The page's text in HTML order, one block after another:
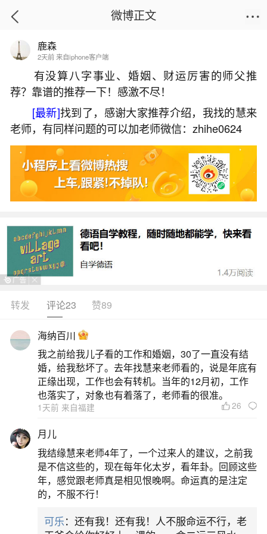
首页
怎么为流产的婴灵超度？
2026-05-31 15:47:44 6 7 赞
生活中像怎么为流产的婴灵超度？都是很常见
的问题，但是小问题不注意可能会引起大麻烦，下
面就这个问题给大家做一些解读：
一、怎样为堕胎灵婴超度
超度堕胎灵婴的方法多种多样，其中一种常见
的方式是通过念诵佛号并进行功德回向。选择一个
安静的地方，双手合十，开始念诵“南无阿弥陀佛”，
可以多念几遍。完成后，进行回向，即在心中默
念：愿以此功德，让我的堕胎婴灵与佛结缘，离苦
得乐，往生极乐。这种做法应频繁进行，以期达到
更好的超度效果。在进行超度的过程中，
微博正文
鹿森
2天前 来自iphone客户端
有没算八字事业、婚姻、财运厉害的师父推
荐？靠谱的推荐一下！感激不尽！
[最新]找到了，感谢大家推荐介绍，我找的慧来
老师，有同样问题的可以加老师微信：zhihe0624
转发 评论23 赞89
海纳百川
我之前给我儿子看的工作和婚姻，30了一直没有结
婚，给我愁坏了。去年找慧来老师看的，说是年底有
正缘出现，工作也会有转机。当年的12月初，工作
也落实了，对象也有着落了，老师看的很准。
1天前 来自福建 26
月儿
我结缘慧来老师4年了，一个过来人的建议，之前我
是不信这些的，现在每年化太岁，看年卦。回顾这些
年，感觉跟老师真是相见恨晚啊。命运真的是注定
的，不服不行！
可乐：还有我！还有我！人不服命运不行，老